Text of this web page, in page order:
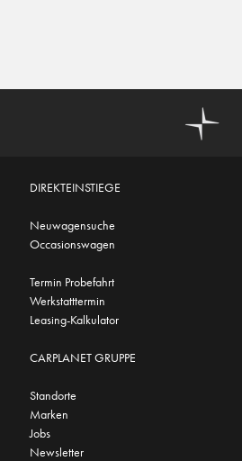
DIREKTEINSTIEGE
Neuwagensuche
Occasionswagen
Termin Probefahrt
Werkstatttermin
Leasing-Kalkulator
CARPLANET GRUPPE
Standorte
Marken
Jobs
Newsletter